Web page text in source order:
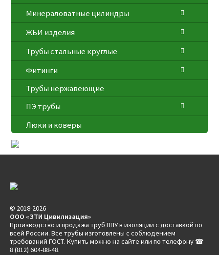
Минераловатные цилиндры
ЖБИ изделия
Трубы стальные круглые
Фитинги
Трубы нержавеющие
ПЭ трубы
Люки и коверы
© 2018-2026
ООО «ЗТИ Цивилизация»
Производство и продажа труб ППУ в изоляции с доставкой по
всей России. Все трубы изготовлены с соблюдением
требований ГОСТ. Купить можно на сайте или по телефону ☎
8 (812) 604-88-48.